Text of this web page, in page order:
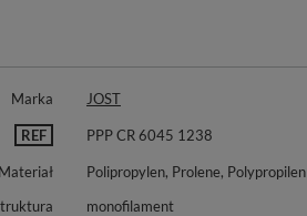
Marka JOST
REF PPP CR 6045 1238
Materiał
Polipropylen, Prolene, Polypropilen
monofilament